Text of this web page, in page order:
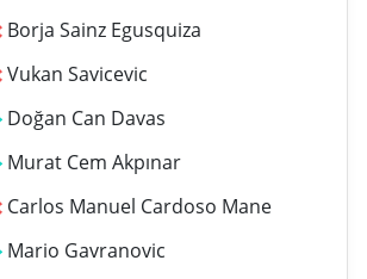
Borja Sainz Egusquiza
Vukan Savicevic
Doğan Can Davas
Murat Cem Akpınar
Carlos Manuel Cardoso Mane
Mario Gavranovic